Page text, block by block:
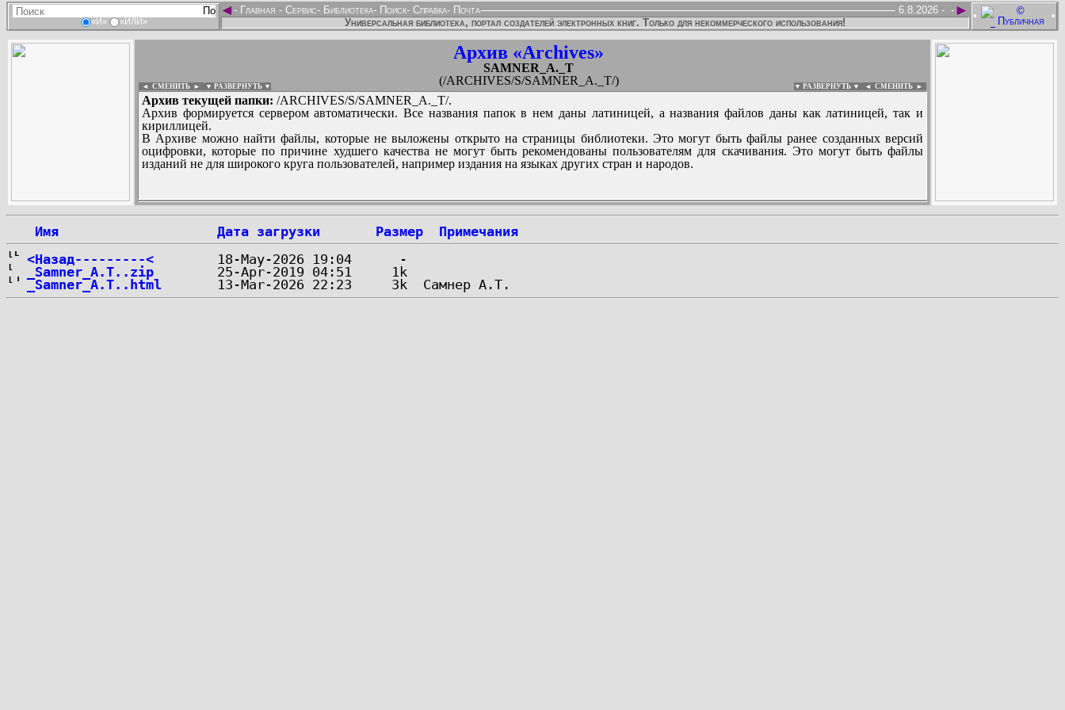
«И» «ИЛИ»
• •
◄ ►
- Главная - Сервис- Библиотека- Поиск- Справка- Почта -
6.8.2026 -
Универсальная библиотека, портал создателей электронных книг. Только для некоммерческого использования!
Архив «Archives»
SAMNER_A._T
(/ARCHIVES/S/SAMNER_A._T/)
◄ СМЕНИТЬ ► ▼ РАЗВЕРНУТЬ ▼ ▼ РАЗВЕРНУТЬ ▼ ◄ СМЕНИТЬ ►
Архив текущей папки: /ARCHIVES/S/SAMNER_A._T/.
Архив формируется сервером автоматически. Все названия папок в нем даны латиницей, а названия файлов даны как латиницей, так и
кириллицей.
В Архиве можно найти файлы, которые не выложены открыто на страницы библиотеки. Это могут быть файлы ранее созданных версий
оцифровки, которые по причине худшего качества не могут быть рекомендованы пользователям для скачивания. Это могут быть файлы
изданий не для широкого круга пользователей, например издания на языках других стран и народов.
:
...
Имя Дата загрузки Размер
Примечания
<Назад---------<
_Samner_A.T..zip
_Samner_A.T..html